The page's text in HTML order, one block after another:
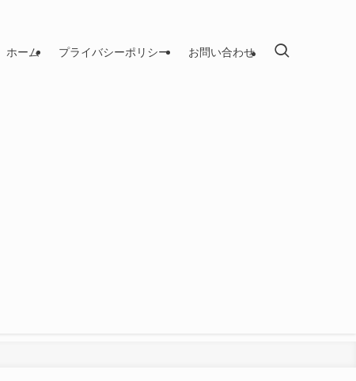
ホーム プライバシーポリシー お問い合わせ